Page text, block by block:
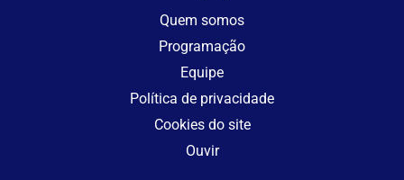
Quem somos
Programação
Equipe
Política de privacidade
Cookies do site
Ouvir